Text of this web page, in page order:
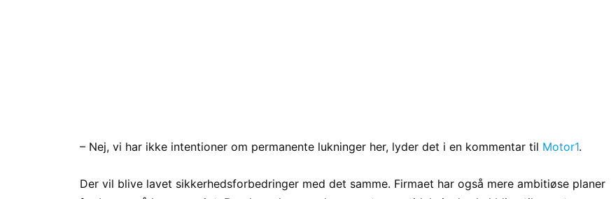
– Nej, vi har ikke intentioner om permanente lukninger her, lyder det i en kommentar til Motor1.
Der vil blive lavet sikkerhedsforbedringer med det samme. Firmaet har også mere ambitiøse planer